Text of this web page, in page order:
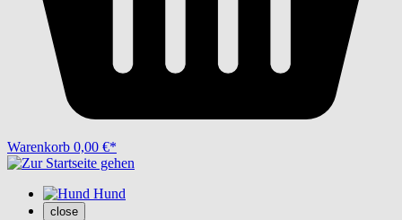
Warenkorb 0,00 €*
Hund
close